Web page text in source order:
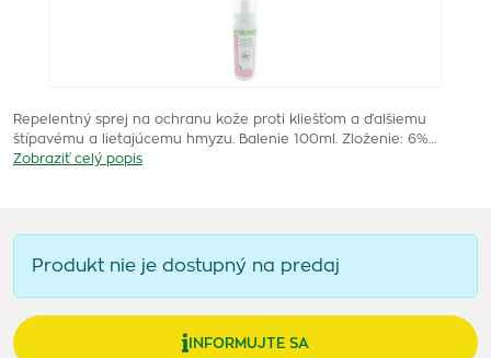
Repelentný sprej na ochranu kože proti kliešťom a ďalšiemu
štípavému a lietajúcemu hmyzu. Balenie 100ml. Zloženie: 6%…
Zobraziť celý popis
Produkt nie je dostupný na predaj
INFORMUJTE SA